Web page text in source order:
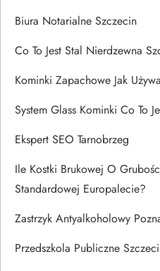
Biura Notarialne Szczecin
Co To Jest Stal Nierdzewna
Kominki Zapachowe Jak
System Glass Kominki Co To
Ekspert SEO Tarnobrzeg
Ile Kostki Brukowej O
Standardowej Europalecie?
Zastrzyk Antyalkoholowy
Przedszkola Publiczne